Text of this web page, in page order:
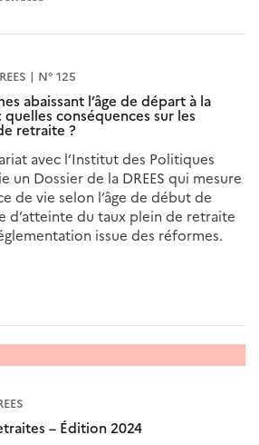
| N° 125
abaissant l’âge de départ à la
conséquences sur les
retraite ?
avec l’Institut des Politiques
un Dossier de la DREES qui mesure
de vie selon l’âge de début de
d’atteinte du taux plein de retraite
issue des réformes.
– Édition 2024